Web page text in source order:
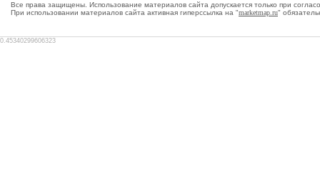
Все права защищены. Использование материалов сайта допускается только при
При использовании материалов сайта активная гиперсcылка на "marketmap.ru"
0.45340299606323